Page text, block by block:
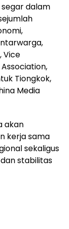
dalam
Vice
Tiongkok,
Media
akan
kerja sama
sekaligus
stabilitas